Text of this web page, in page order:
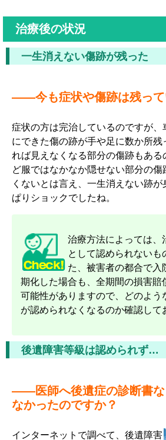
治療後の状況
一生消えない傷跡が残った
――今も症状や傷跡は残って
症状の方は完治しているのですが、
にできた傷の跡が手や足に数か所
れば見えなくなる部分の傷跡もある
ど服ではなかなか隠せない部分の傷
くないとは言え、一生消えない跡
ぱりショックでしたね。
治療方法によっては、
として認められないも
た、被害者の都合で入
期化した場合も、全期間の損害賠
可能性がありますので、どのよう
が認められなくなるのか確認して
後遺障害等級は認められず…
――医師へ後遺症の診断書な
なかったのですか？
インターネットで調べて、後遺障害